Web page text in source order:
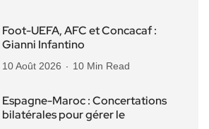
Foot-UEFA, AFC et Concacaf :
Gianni Infantino
10 Août 2026 10 Min Read
Espagne-Maroc : Concertations
bilatérales pour gérer le